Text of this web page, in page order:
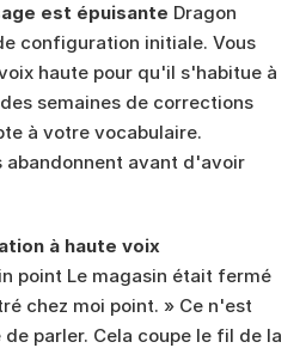
est épuisante Dragon
configuration initiale. Vous
haute pour qu'il s'habitue à
semaines de corrections
à votre vocabulaire.
avant d'avoir
à haute voix
point Le magasin était fermé
chez moi point. » Ce n'est
parler. Cela coupe le fil de la